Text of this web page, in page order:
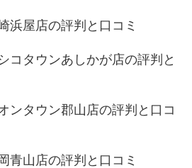
浜屋店の評判と口コミ
コタウンあしかが店の評判と
ンタウン郡山店の評判と口コ
青山店の評判と口コミ